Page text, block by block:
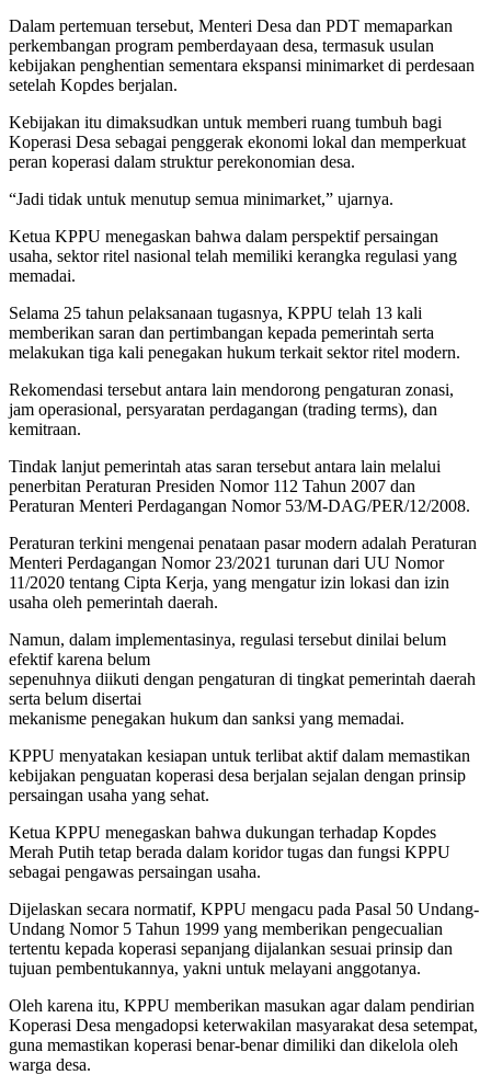
Dalam pertemuan tersebut, Menteri Desa dan PDT memaparkan
perkembangan program pemberdayaan desa, termasuk usulan
kebijakan penghentian sementara ekspansi minimarket di perdesaan
setelah Kopdes berjalan.
Kebijakan itu dimaksudkan untuk memberi ruang tumbuh bagi
Koperasi Desa sebagai penggerak ekonomi lokal dan memperkuat
peran koperasi dalam struktur perekonomian desa.
“Jadi tidak untuk menutup semua minimarket,” ujarnya.
Ketua KPPU menegaskan bahwa dalam perspektif persaingan
usaha, sektor ritel nasional telah memiliki kerangka regulasi yang
memadai.
Selama 25 tahun pelaksanaan tugasnya, KPPU telah 13 kali
memberikan saran dan pertimbangan kepada pemerintah serta
melakukan tiga kali penegakan hukum terkait sektor ritel modern.
Rekomendasi tersebut antara lain mendorong pengaturan zonasi,
jam operasional, persyaratan perdagangan (trading terms), dan
kemitraan.
Tindak lanjut pemerintah atas saran tersebut antara lain melalui
penerbitan Peraturan Presiden Nomor 112 Tahun 2007 dan
Peraturan Menteri Perdagangan Nomor 53/M-DAG/PER/12/2008.
Peraturan terkini mengenai penataan pasar modern adalah Peraturan
Menteri Perdagangan Nomor 23/2021 turunan dari UU Nomor
11/2020 tentang Cipta Kerja, yang mengatur izin lokasi dan izin
usaha oleh pemerintah daerah.
Namun, dalam implementasinya, regulasi tersebut dinilai belum
efektif karena belum
sepenuhnya diikuti dengan pengaturan di tingkat pemerintah daerah
serta belum disertai
mekanisme penegakan hukum dan sanksi yang memadai.
KPPU menyatakan kesiapan untuk terlibat aktif dalam memastikan
kebijakan penguatan koperasi desa berjalan sejalan dengan prinsip
persaingan usaha yang sehat.
Ketua KPPU menegaskan bahwa dukungan terhadap Kopdes
Merah Putih tetap berada dalam koridor tugas dan fungsi KPPU
sebagai pengawas persaingan usaha.
Dijelaskan secara normatif, KPPU mengacu pada Pasal 50 Undang-
Undang Nomor 5 Tahun 1999 yang memberikan pengecualian
tertentu kepada koperasi sepanjang dijalankan sesuai prinsip dan
tujuan pembentukannya, yakni untuk melayani anggotanya.
Oleh karena itu, KPPU memberikan masukan agar dalam pendirian
Koperasi Desa mengadopsi keterwakilan masyarakat desa setempat,
guna memastikan koperasi benar-benar dimiliki dan dikelola oleh
warga desa.